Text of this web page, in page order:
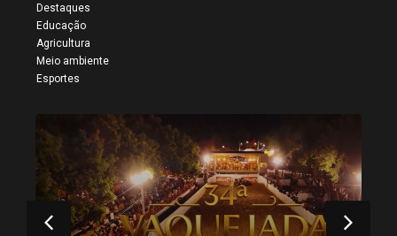
Destaques
Educação
Agricultura
Meio ambiente
Esportes